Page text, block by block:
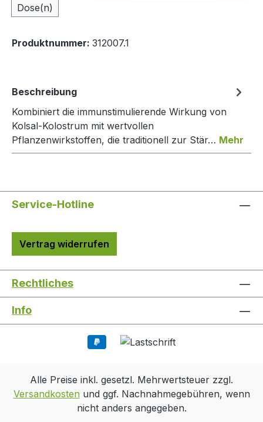
Dose(n)
Produktnummer: 312007.1
Beschreibung
Kombiniert die immunstimulierende Wirkung von
Kolsal-Kolostrum mit wertvollen
Pflanzenwirkstoffen, die traditionell zur Stär… Mehr
Service-Hotline
Vertrag widerrufen
Rechtliches
Info
Alle Preise inkl. gesetzl. Mehrwertsteuer zzgl.
Versandkostenund ggf. Nachnahmegebühren, wenn
nicht anders angegeben.